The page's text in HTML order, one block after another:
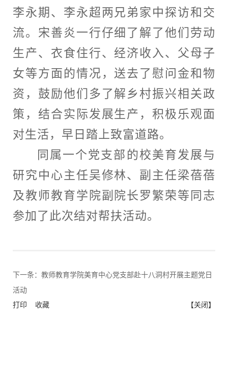
李永期、李永超两兄弟家中探访和交
流。宋善炎一行仔细了解了他们劳动
生产、衣食住行、经济收入、父母子
女等方面的情况，送去了慰问金和物
资，鼓励他们多了解乡村振兴相关政
策，结合实际发展生产，积极乐观面
对生活，早日踏上致富道路。
同属一个党支部的校美育发展与
研究中心主任吴修林、副主任梁蓓蓓
及教师教育学院副院长罗繁荣等同志
参加了此次结对帮扶活动。
下一条：教师教育学院美育中心党支部赴十八洞村开展主题党日
活动
【关闭】
打印 收藏